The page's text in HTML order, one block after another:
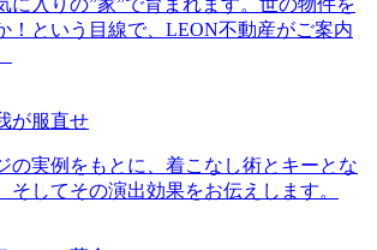
！という目線で、LEON不動産がご案内
が服直せ
の実例をもとに、着こなし術とキーとな
そしてその演出効果をお伝えします。